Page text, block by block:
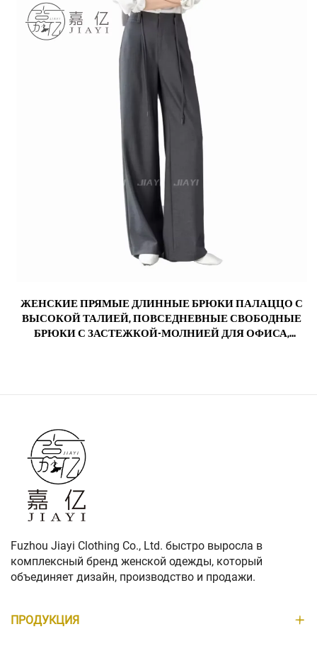
ЖЕНСКИЕ ПРЯМЫЕ ДЛИННЫЕ БРЮКИ ПАЛАЦЦО С
ВЫСОКОЙ ТАЛИЕЙ, ПОВСЕДНЕВНЫЕ СВОБОДНЫЕ
БРЮКИ С ЗАСТЕЖКОЙ-МОЛНИЕЙ ДЛЯ ОФИСА,
Fuzhou Jiayi Clothing Co., Ltd. быстро выросла в
комплексный бренд женской одежды, который
объединяет дизайн, производство и продажи.
ПРОДУКЦИЯ